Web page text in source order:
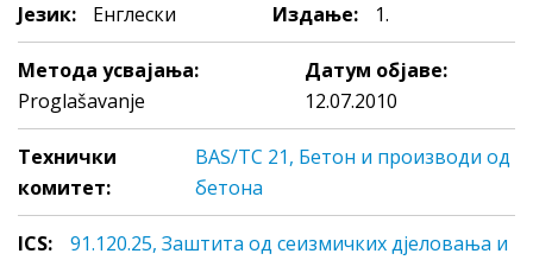
Језик: Енглески Издање: 1.
Метода усвајања:
Proglašavanje
Датум објаве:
12.07.2010
Технички
комитет:
BAS/TC 21, Бетон и производи од
бетона
ICS:
91.120.25, Зaштитa oд сeизмичких дjeлoвaњa и